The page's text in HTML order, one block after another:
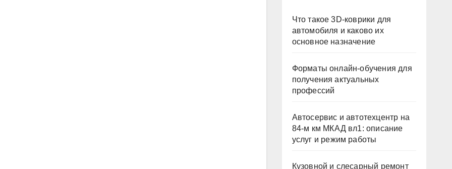
Что такое 3D-коврики для
автомобиля и каково их
основное назначение
Форматы онлайн-обучения для
получения актуальных
профессий
Автосервис и автотехцентр на
84-м км МКАД вл1: описание
услуг и режим работы
Кузовной и слесарный ремонт